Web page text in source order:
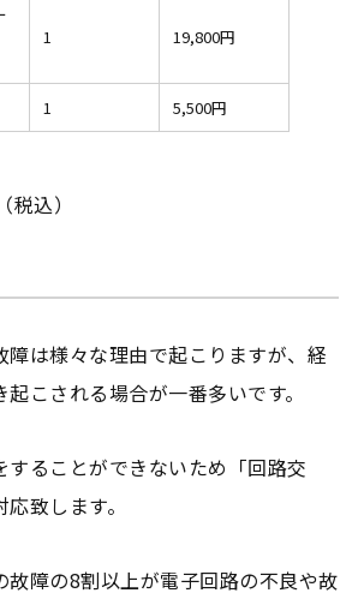
1 19,800円
1 5,500円
込）
障は様々な理由で起こりますが、経
こされる場合が一番多いです。
することができないため「回路交
致します。
故障の8割以上が電子回路の不良や故